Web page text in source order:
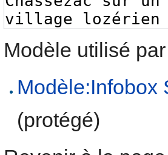
Modèle utilisé
Modèle:Infobox
(protégé)